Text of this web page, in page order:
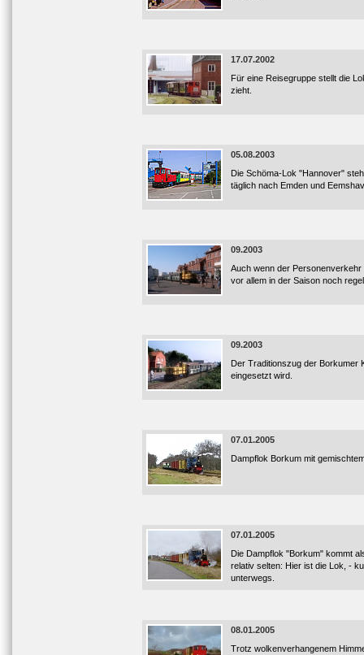
17.07.2002
Für eine Reisegruppe stellt die
zieht.
05.08.2003
Die Schöma-Lok "Hannover"
täglich nach Emden und
09.2003
Auch wenn der
vor allem in der Saison noch
09.2003
Der Traditionszug der Borkumer
eingesetzt wird.
07.01.2005
Dampflok Borkum mit
07.01.2005
Die Dampflok "Borkum" kommt
relativ selten: Hier ist die Lok, -
unterwegs.
08.01.2005
Trotz wolkenverhangenem